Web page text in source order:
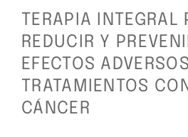
TERAPIA INTEGRAL
REDUCIR Y
EFECTOS
TRATAMIENTOS
CÁNCER